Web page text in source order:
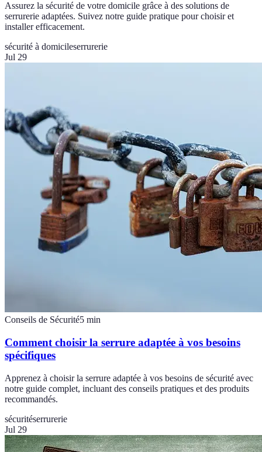
Assurez la sécurité de votre domicile grâce à des solutions de
serrurerie adaptées. Suivez notre guide pratique pour choisir et
installer efficacement.
sécurité à domicileserrurerie
Jul 29
Conseils de Sécurité5 min
Comment choisir la serrure adaptée à vos besoins
spécifiques
Apprenez à choisir la serrure adaptée à vos besoins de sécurité avec
notre guide complet, incluant des conseils pratiques et des produits
recommandés.
sécuritéserrurerie
Jul 29